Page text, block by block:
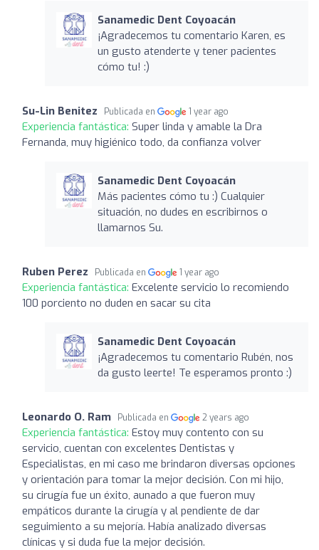
Sanamedic Dent Coyoacán
¡Agradecemos tu comentario Karen, es
un gusto atenderte y tener pacientes
cómo tu! :)
Su-Lin Benitez Publicada en 1 year ago
Experiencia fantástica: Super linda y amable la Dra
Fernanda, muy higiénico todo, da confianza volver
Sanamedic Dent Coyoacán
Más pacientes cómo tu :) Cualquier
situación, no dudes en escribirnos o
llamarnos Su.
Ruben Perez Publicada en 1 year ago
Experiencia fantástica: Excelente servicio lo recomiendo
100 porciento no duden en sacar su cita
Sanamedic Dent Coyoacán
¡Agradecemos tu comentario Rubén, nos
da gusto leerte! Te esperamos pronto :)
Leonardo O. Ram Publicada en 2 years ago
Experiencia fantástica: Estoy muy contento con su
servicio, cuentan con excelentes Dentistas y
Especialistas, en mi caso me brindaron diversas opciones
y orientación para tomar la mejor decisión. Con mi hijo,
su cirugía fue un éxito, aunado a que fueron muy
empáticos durante la cirugía y al pendiente de dar
seguimiento a su mejoría. Había analizado diversas
clínicas y si duda fue la mejor decisión.